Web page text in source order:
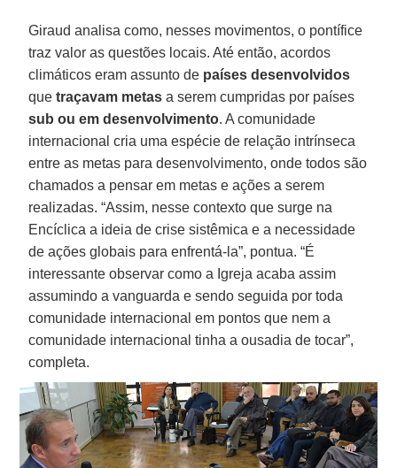
Giraud analisa como, nesses movimentos, o pontífice
traz valor as questões locais. Até então, acordos
climáticos eram assunto de países desenvolvidos
quetraçavam metas a serem cumpridas por países
sub ou em desenvolvimento. A comunidade
internacional cria uma espécie de relação intrínseca
entre as metas para desenvolvimento, onde todos são
chamados a pensar em metas e ações a serem
realizadas. “Assim, nesse contexto que surge na
Encíclica a ideia de crise sistêmica e a necessidade
de ações globais para enfrentá-la”, pontua. “É
interessante observar como a Igreja acaba assim
assumindo a vanguarda e sendo seguida por toda
comunidade internacional em pontos que nem a
comunidade internacional tinha a ousadia de tocar”,
completa.